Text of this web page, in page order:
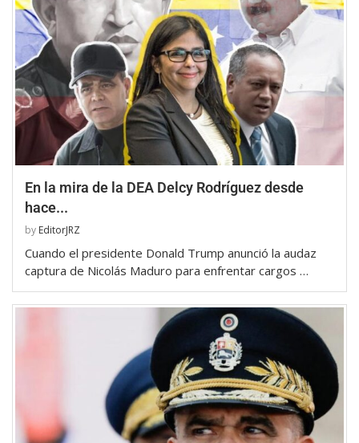
En la mira de la DEA Delcy Rodríguez desde
hace...
by EditorJRZ
Cuando el presidente Donald Trump anunció la audaz
captura de Nicolás Maduro para enfrentar cargos …